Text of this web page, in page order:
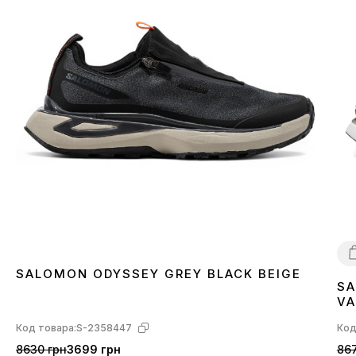
SALOMON ODYSSEY GREY BLACK BEIGE
Код товара:S-2358447
8630 грн3699 грн